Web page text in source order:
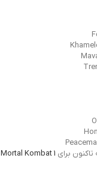
برای Mortal Kombat 1